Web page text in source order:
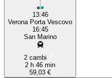
13:46
Verona Porta Vescovo
16:45
San Marino
2 cambi
2 h 46 min
59,03 €